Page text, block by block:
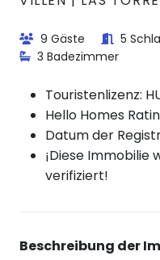
9 Gäste 5
3 Badezimmer
Touristenlizenz:
Hello Homes
Datum der
¡Diese Immobilie
verifiziert!
Beschreibung der